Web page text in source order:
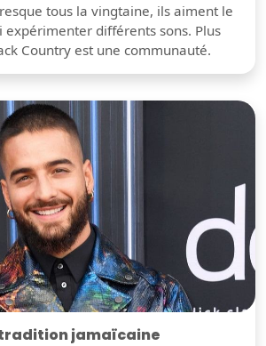
tous la vingtaine, ils aiment le
expérimenter différents sons. Plus
Country est une communauté.
jamaïcaine